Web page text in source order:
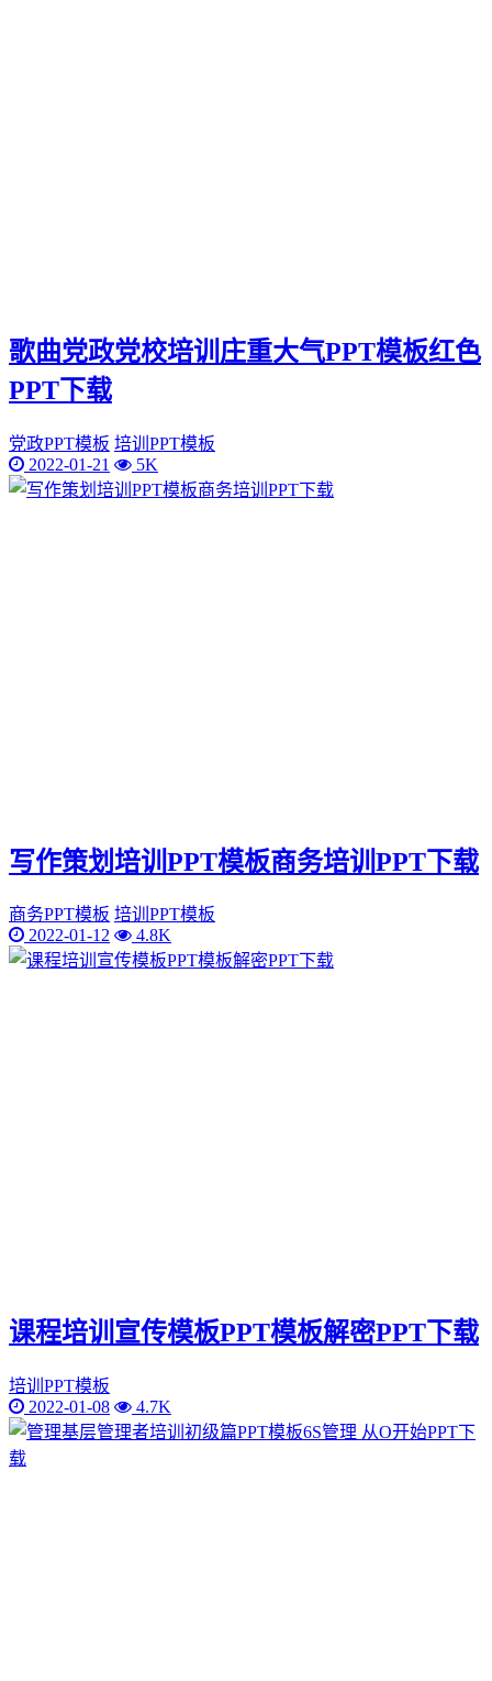
歌曲党政党校培训庄重大气PPT模板红色
PPT下载
党政PPT模板 培训PPT模板
2022-01-21
5K
写作策划培训PPT模板商务培训PPT下载
商务PPT模板 培训PPT模板
2022-01-12
4.8K
课程培训宣传模板PPT模板解密PPT下载
培训PPT模板
2022-01-08
4.7K